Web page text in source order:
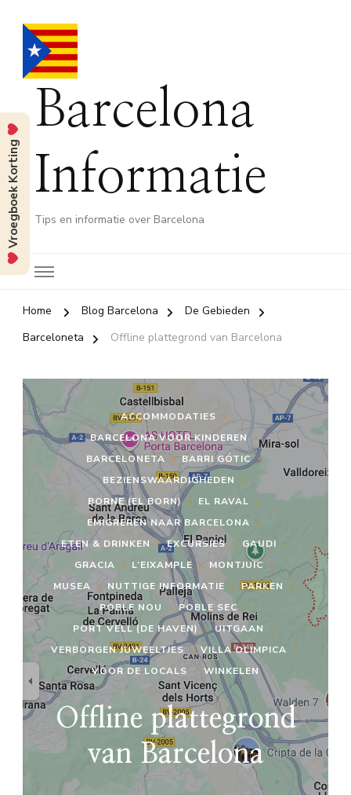
Barcelona
Informatie
Tips en informatie over Barcelona
Home Blog Barcelona
De Gebieden
Barceloneta
Offline plattegrond van Barcelona
ACCOMMODATIES
BARCELONA VOOR KINDEREN
BARCELONETA
BARRI GÓTIC
BEZIENSWAARDIGHEDEN
BORNE (EL BORN)
EL RAVAL
EMIGREREN NAAR BARCELONA
ETEN & DRINKEN
EXCURSIES
GAUDI
GRACIA
L’EIXAMPLE
MONTJUIC
MUSEA
NUTTIGE INFORMATIE
PARKEN
POBLE NOU
POBLE SEC
PORT VELL (DE HAVEN)
UITGAAN
VERBORGEN JUWEELTJES
VILLA OLIMPICA
VOOR DE LOCALS
WINKELEN
Offline plattegrond
van Barcelona
Vroegboek Korting